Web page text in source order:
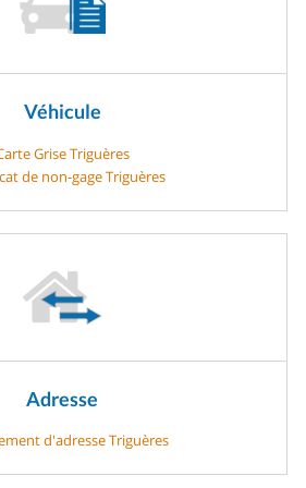
Véhicule
Grise Triguères
de non-gage Triguères
Adresse
d'adresse Triguères